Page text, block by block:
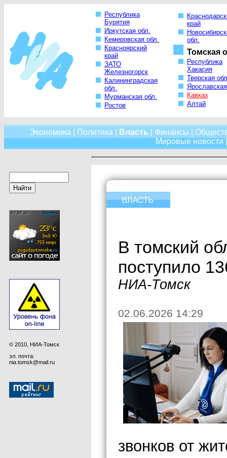
Республика
Бурятия
Иркутская обл.
Кемеровская обл.
Красноярский
край
ЗАТО
Железногорск
Калининградская
обл.
Мурманская обл.
Ростов
край
обл.
Томская
Республика
Хакасия
Тверская
Кавказ
Алтай
Экономика Политика Власть Финансы
Мировые новости
© 2010, НИА-Томск
эл. почта:
nia.tomsk@mail.ru
В томский
поступило
НИА-Томск
02.06.2026 14:29
звонков от